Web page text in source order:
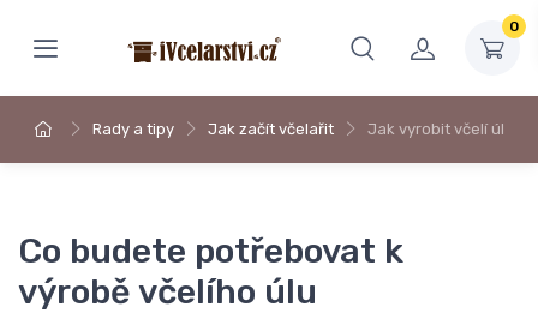
0
Rady a tipy Jak začít včelařit Jak vyrobit včelí úl
Co budete potřebovat k
výrobě včelího úlu